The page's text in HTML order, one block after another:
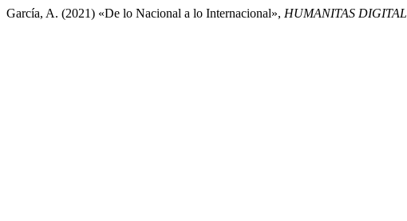
García, A. (2021) «De lo Nacional a lo Internacional», HUMANITAS DIGITAL